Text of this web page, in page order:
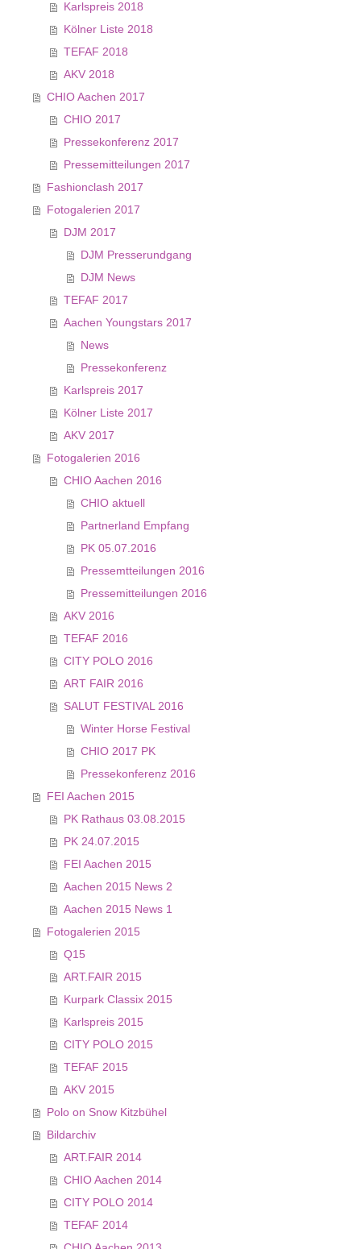
Karlspreis 2018
Kölner Liste 2018
TEFAF 2018
AKV 2018
CHIO Aachen 2017
CHIO 2017
Pressekonferenz 2017
Pressemitteilungen 2017
Fashionclash 2017
Fotogalerien 2017
DJM 2017
DJM Presserundgang
DJM News
TEFAF 2017
Aachen Youngstars 2017
News
Pressekonferenz
Karlspreis 2017
Kölner Liste 2017
AKV 2017
Fotogalerien 2016
CHIO Aachen 2016
CHIO aktuell
Partnerland Empfang
PK 05.07.2016
Pressemtteilungen 2016
Pressemitteilungen 2016
AKV 2016
TEFAF 2016
CITY POLO 2016
ART FAIR 2016
SALUT FESTIVAL 2016
Winter Horse Festival
CHIO 2017 PK
Pressekonferenz 2016
FEI Aachen 2015
PK Rathaus 03.08.2015
PK 24.07.2015
FEI Aachen 2015
Aachen 2015 News 2
Aachen 2015 News 1
Fotogalerien 2015
Q15
ART.FAIR 2015
Kurpark Classix 2015
Karlspreis 2015
CITY POLO 2015
TEFAF 2015
AKV 2015
Polo on Snow Kitzbühel
Bildarchiv
ART.FAIR 2014
CHIO Aachen 2014
CITY POLO 2014
TEFAF 2014